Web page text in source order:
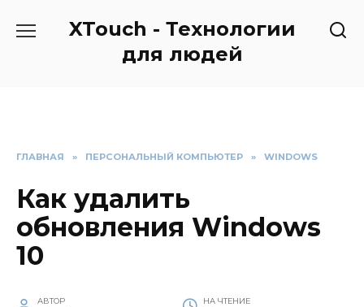
XTouch - Технологии
для людей
ГЛАВНАЯ » ПЕРСОНАЛЬНЫЙ КОМПЬЮТЕР » WINDOWS
Как удалить
обновления Windows
10
АВТОР НА ЧТЕНИЕ